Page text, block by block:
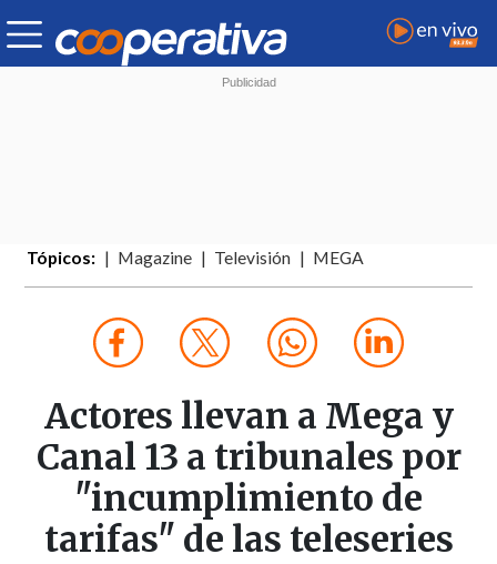
Tópicos: Magazine Televisión MEGA
Actores llevan a Mega y
Canal 13 a tribunales por
"incumplimiento de
tarifas" de las teleseries